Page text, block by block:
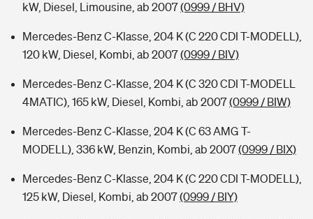
kW, Diesel, Limousine, ab 2007(0999 / BHV)
Mercedes-Benz C-Klasse, 204 K (C 220 CDI T-MODELL),
120 kW, Diesel, Kombi, ab 2007(0999 / BIV)
Mercedes-Benz C-Klasse, 204 K (C 320 CDI T-MODELL
4MATIC), 165 kW, Diesel, Kombi, ab 2007(0999 / BIW)
Mercedes-Benz C-Klasse, 204 K (C 63 AMG T-
MODELL), 336 kW, Benzin, Kombi, ab 2007(0999 / BIX)
Mercedes-Benz C-Klasse, 204 K (C 220 CDI T-MODELL),
125 kW, Diesel, Kombi, ab 2007(0999 / BIY)